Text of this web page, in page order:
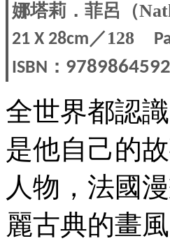
娜塔莉．菲呂（
21 X 28cm／128
ISBN ：
全世界都認
是他自己的
人物，法國
麗古典的畫